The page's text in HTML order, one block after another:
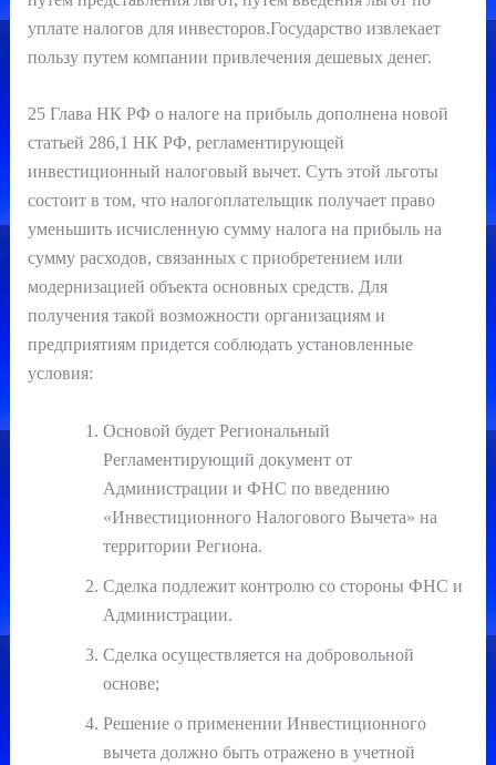
уплате налогов для инвесторов.Государство извлекает
пользу путем компании привлечения дешевых денег.
25 Глава НК РФ о налоге на прибыль дополнена новой
статьей 286,1 НК РФ, регламентирующей
инвестиционный налоговый вычет. Суть этой льготы
состоит в том, что налогоплательщик получает право
уменьшить исчисленную сумму налога на прибыль на
сумму расходов, связанных с приобретением или
модернизацией объекта основных средств. Для
получения такой возможности организациям и
предприятиям придется соблюдать установленные
условия:
Основой будет Региональный
Регламентирующий документ от
Администрации и ФНС по введению
«Инвестиционного Налогового Вычета» на
территории Региона.
Сделка подлежит контролю со стороны ФНС и
Администрации.
Сделка осуществляется на добровольной
основе;
Решение о применении Инвестиционного
вычета должно быть отражено в учетной